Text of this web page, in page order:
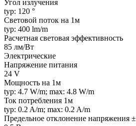
Угол излучения
typ: 120 °
Световой поток на 1м
typ: 400 lm/m
Расчетная световая эффективность
85 лм/Вт
Электрические
Напряжение питания
24 V
Мощность на 1м
typ: 4.7 W/m; max: 4.8 W/m
Ток потребления 1м
typ: 0.2 A/m; max: 0.2 A/m
Предельное отклонение напряжения ±